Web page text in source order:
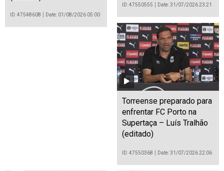
ID: 47548608 Date: 01/08/2026 05:00
ID: 47550555 Date: 31/07/2026 23:21
Torreense preparado para
enfrentar FC Porto na
Supertaça – Luís Tralhão
(editado)
ID: 47550368 Date: 31/07/2026 22:06